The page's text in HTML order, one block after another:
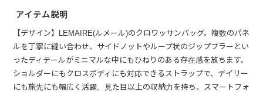
アイテム説明
【デザイン】LEMAIRE(ルメール)のクロワッサンバッグ。複数のパネ
ルを丁寧に縫い合わせ、サイドノットやループ状のジッププラーとい
ったディテールがミニマルな中にもひねりのある存在感を放ちます。
ショルダーにもクロスボディにも対応できるストラップで、デイリー
にも旅先にも幅広く活躍。見た目以上の収納力を持ち、スマートフォ